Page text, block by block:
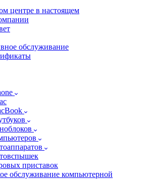
центре в настоящем
обслуживание
приставок
обслуживание компьютерной